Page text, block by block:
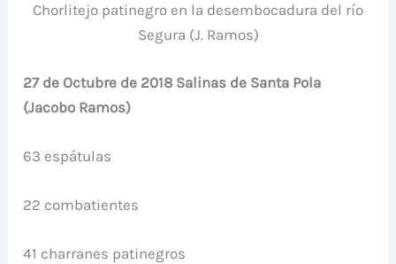
Chorlitejo patinegro en la desembocadura del río
Segura (J. Ramos)
27 de Octubre de 2018 Salinas de Santa Pola
(Jacobo Ramos)
63 espátulas
22 combatientes
41 charranes patinegros